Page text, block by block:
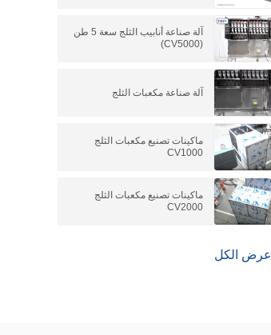
آلة صناعة أنابيب الثلج سعة 5 طن
(CV5000)
آلة صناعة مكعبات الثلج
ماكينات تصنيع مكعبات الثلج
CV1000
ماكينات تصنيع مكعبات الثلج
CV2000
عرض الكل